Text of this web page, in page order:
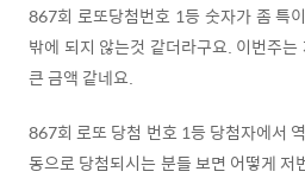
867회 로또당첨번호 1등 숫자가 좀 특
밖에 되지 않는것 같더라구요. 이번주
큰 금액 같네요.
867회 로또 당첨 번호 1등 당첨자에서
동으로 당첨되시는 분들 보면 어떻게 저